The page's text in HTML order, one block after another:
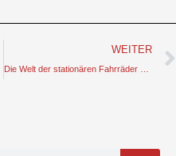
Die Welt der stationären Fahrräder erkunden - Typen und Vorteile kennenlernen